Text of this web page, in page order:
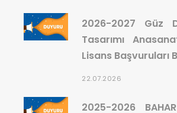
2026-2027 Güz
Tasarımı
Lisans Başvuruları
22.07.2026
2025-2026